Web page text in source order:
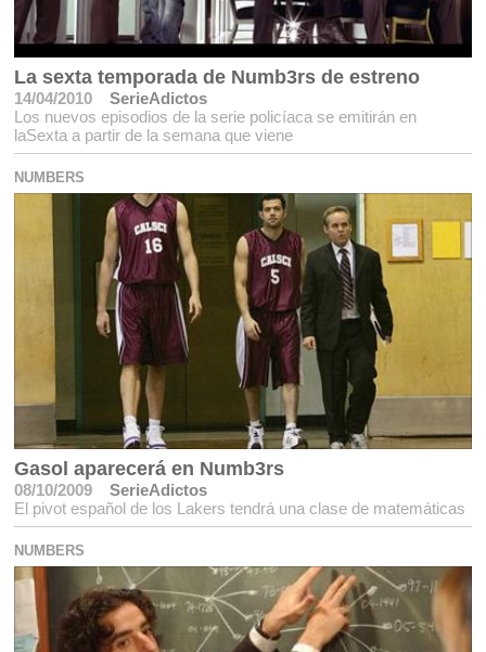
La sexta temporada de Numb3rs de estreno
14/04/2010
SerieAdictos
Los nuevos episodios de la serie policíaca se emitirán en
laSexta a partir de la semana que viene
NUMBERS
Gasol aparecerá en Numb3rs
08/10/2009
SerieAdictos
El pivot español de los Lakers tendrá una clase de matemáticas
NUMBERS